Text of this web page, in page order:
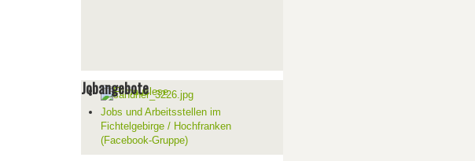
Jobangebote
Jobs und Arbeitsstellen im
Fichtelgebirge / Hochfranken
(Facebook-Gruppe)